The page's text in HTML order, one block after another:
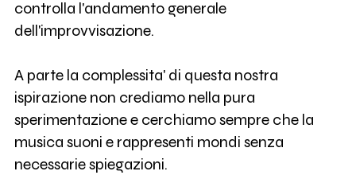
controlla l'andamento generale
dell'improvvisazione.
A parte la complessita' di questa nostra
ispirazione non crediamo nella pura
sperimentazione e cerchiamo sempre che la
musica suoni e rappresenti mondi senza
necessarie spiegazioni.